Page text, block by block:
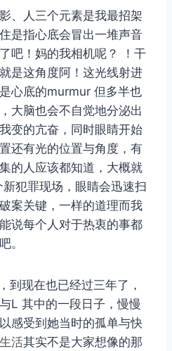
、人三个元素是我最招架
是指心底会冒出一堆声音
吧！妈的我相机呢？ ！干
是这角度阿！这光线射进
心底的murmur 但多半也
大脑也会不自觉地分泌出
变的亢奋，同时眼睛开始
还有光的位置与角度，有
的人应该都知道，大概就
犯罪现场，眼睛会迅速扫
案关键，一样的道理而我
说每个人对于热衷的事都
。
到现在也已经过三年了，
L 其中的一段日子，慢慢
感受到她当时的孤单与快
生活其实不是大家想像的那